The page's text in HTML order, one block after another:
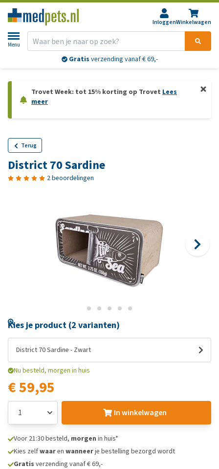
InloggenWinkelwagen
Menu
Gratis verzending vanaf € 69,-
Trovet Week: tot 15% korting op Trovet Lees
meer
Terug
District 70 Sardine
2 beoordelingen
Kies je product (2 varianten)
District 70 Sardine - Zwart
Nu besteld, morgen in huis
€ 59,95
In winkelwagen
Voor 21:30 besteld, morgen in huis*
Kies zelfwaaren wanneerje bestelling bezorgd wordt
Gratis verzending vanaf € 69,-